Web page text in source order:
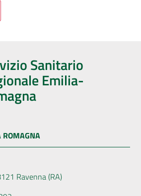
Sanitario
Emilia-
ROMAGNA
Ravenna (RA)